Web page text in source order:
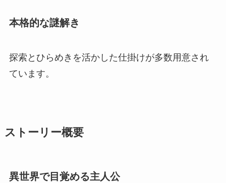
本格的な謎解き
探索とひらめきを活かした仕掛けが多数用意され
ています。
ストーリー概要
異世界で目覚める主人公